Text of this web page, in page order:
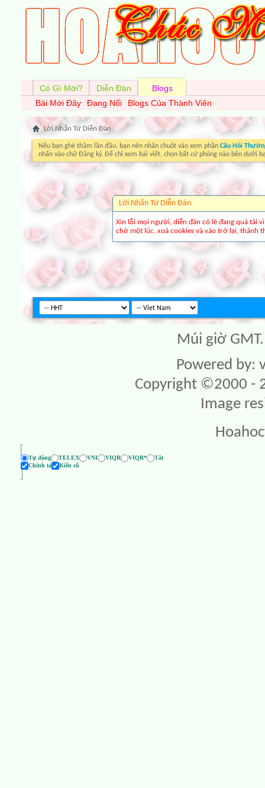
Có Gì Mới? Diễn Đàn
Blogs
Bài Mới Đây
Đang Nổi Blogs Của Thành Viên
Lời Nhắn Từ Diễn Ðàn
Nếu bạn ghé thăm lần đầu, bạn nên nhấn chuột vào xem phần Câu Hỏi
nhấn vào chữ Đăng ký. Để chỉ xem bài viết, chọn bất cứ phòng nào bên dưới
Lời Nhắn Từ Diễn Ðàn
Xin lỗi mọi người, diễn đàn có lẽ đang quá tải
chờ một lúc, xoá cookies và vào trở lại, thành
Múi giờ
Powered by:
Copyright ©2000 -
Image
Tự động TELEX VNI VIQR VIQR*
Tắt
Chính tả
Kiểu cũ